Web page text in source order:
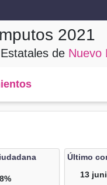
2021
de Nuevo
Último
13